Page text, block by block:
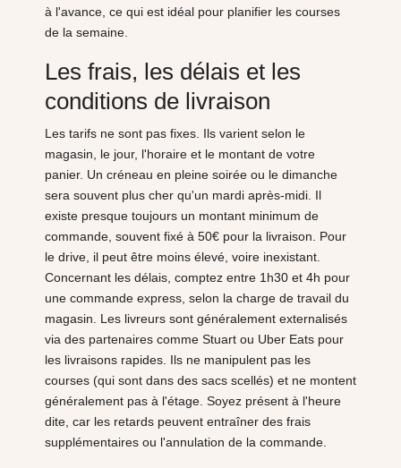
à l'avance, ce qui est idéal pour planifier les courses
de la semaine.
Les frais, les délais et les
conditions de livraison
Les tarifs ne sont pas fixes. Ils varient selon le
magasin, le jour, l'horaire et le montant de votre
panier. Un créneau en pleine soirée ou le dimanche
sera souvent plus cher qu'un mardi après-midi. Il
existe presque toujours un montant minimum de
commande, souvent fixé à 50€ pour la livraison. Pour
le drive, il peut être moins élevé, voire inexistant.
Concernant les délais, comptez entre 1h30 et 4h pour
une commande express, selon la charge de travail du
magasin. Les livreurs sont généralement externalisés
via des partenaires comme Stuart ou Uber Eats pour
les livraisons rapides. Ils ne manipulent pas les
courses (qui sont dans des sacs scellés) et ne montent
généralement pas à l'étage. Soyez présent à l'heure
dite, car les retards peuvent entraîner des frais
supplémentaires ou l'annulation de la commande.